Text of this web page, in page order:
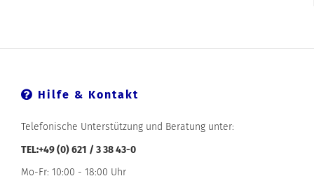
Hilfe & Kontakt
Telefonische Unterstützung und Beratung unter:
TEL:+49 (0) 621 / 3 38 43-0
Mo-Fr: 10:00 - 18:00 Uhr